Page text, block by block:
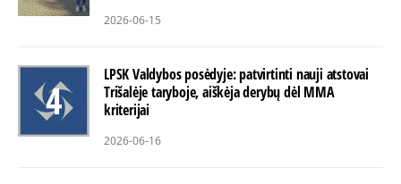
2026-06-15
LPSK Valdybos posėdyje: patvirtinti nauji atstovai
Trišalėje taryboje, aiškėja derybų dėl MMA
kriterijai
2026-06-16